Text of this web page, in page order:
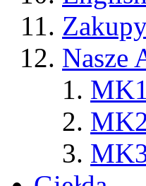
Nasze